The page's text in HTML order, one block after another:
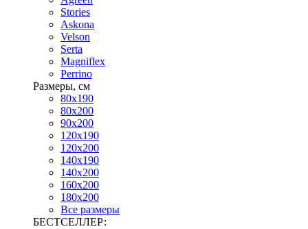
Stories
Askona
Velson
Serta
Magniflex
Perrino
Размеры, см
80х190
80х200
90х200
120х190
120х200
140х190
140х200
160х200
180х200
Все размеры
БЕСТСЕЛЛЕР: